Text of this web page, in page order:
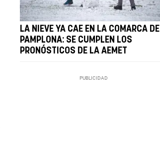
LA NIEVE YA CAE EN LA COMARCA DE
PAMPLONA: SE CUMPLEN LOS
PRONÓSTICOS DE LA AEMET